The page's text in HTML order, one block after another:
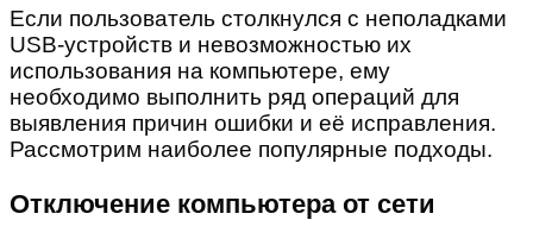
Если пользователь столкнулся с неполадками
USB-устройств и невозможностью их
использования на компьютере, ему
необходимо выполнить ряд операций для
выявления причин ошибки и её исправления.
Рассмотрим наиболее популярные подходы.
Отключение компьютера от сети